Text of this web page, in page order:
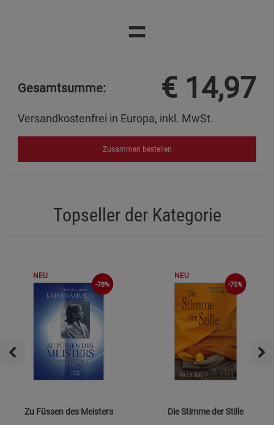
=
Gesamtsumme: € 14,97
Versandkostenfrei in Europa, inkl. MwSt.
Zusammen bestellen
Topseller der Kategorie
NEU
-78%
Zu Füssen des Meisters
NEU
-75%
Die Stimme der Stille
Cookie-Informationen